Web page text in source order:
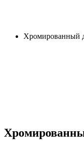
Хромированный